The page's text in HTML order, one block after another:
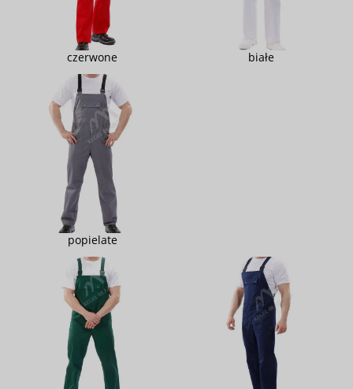
czerwone białe
popielate